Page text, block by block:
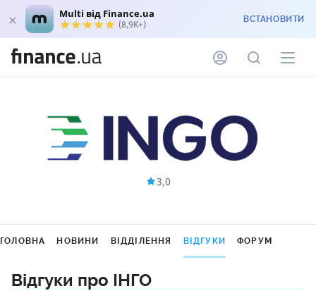
Multi від Finance.ua
(8,9K+) ВСТАНОВИТИ
3,0
ГОЛОВНА НОВИНИ ВІДДІЛЕННЯ ВІДГУКИ ФОРУМ
Відгуки про ІНГО